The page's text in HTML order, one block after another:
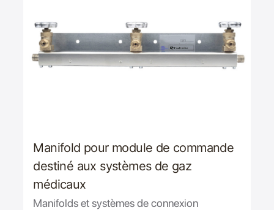
Manifold pour module de commande
destiné aux systèmes de gaz
médicaux
Manifolds et systèmes de connexion